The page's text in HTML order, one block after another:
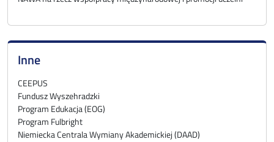
Inne
CEEPUS
Fundusz Wyszehradzki
Program Edukacja (EOG)
Program Fulbright
Niemiecka Centrala Wymiany Akademickiej (DAAD)